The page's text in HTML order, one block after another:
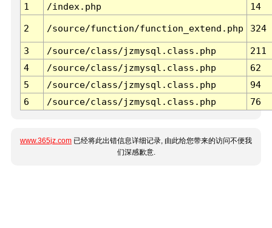
1
/index.php 14
2 /source/function/function_extend.php 324
3 /source/class/jzmysql.class.php
211
4
/source/class/jzmysql.class.php
62
5
/source/class/jzmysql.class.php
94
6
/source/class/jzmysql.class.php 76
www.365jz.com 已经将此出错信息详细记录, 由此给您带来的访问不便我
们深感歉意.